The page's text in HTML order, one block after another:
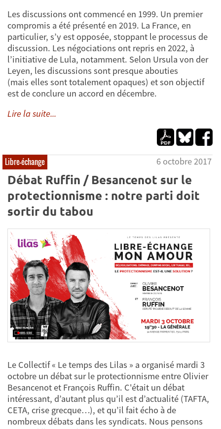
Les discussions ont commencé en 1999. Un premier
compromis a été présenté en 2019. La France, en
particulier, s’y est opposée, stoppant le processus de
discussion. Les négociations ont repris en 2022, à
l’initiative de Lula, notamment. Selon Ursula von der
Leyen, les discussions sont presque abouties
(mais elles sont totalement opaques) et son objectif
est de conclure un accord en décembre.
Lire la suite...
Libre-échange 6 octobre 2017
Débat Ruffin / Besancenot sur le
protectionnisme : notre parti doit
sortir du tabou
Le Collectif « Le temps des Lilas » a organisé mardi 3
octobre un débat sur le protectionnisme entre Olivier
Besancenot et François Ruffin. C'était un débat
intéressant, d’autant plus qu’il est d’actualité (TAFTA,
CETA, crise grecque…), et qu’il fait écho à de
nombreux débats dans les syndicats. Nous pensons